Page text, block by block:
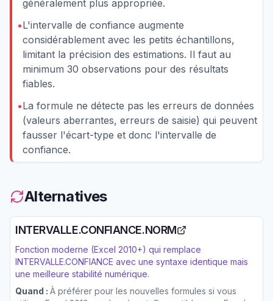
généralement plus appropriée.
•L'intervalle de confiance augmente
considérablement avec les petits échantillons,
limitant la précision des estimations. Il faut au
minimum 30 observations pour des résultats
fiables.
•La formule ne détecte pas les erreurs de données
(valeurs aberrantes, erreurs de saisie) qui peuvent
fausser l'écart-type et donc l'intervalle de
confiance.
Alternatives
INTERVALLE.CONFIANCE.NORM
Fonction moderne (Excel 2010+) qui remplace
INTERVALLE.CONFIANCE avec une syntaxe identique mais
une meilleure stabilité numérique.
Quand : À préférer pour les nouvelles formules si vous